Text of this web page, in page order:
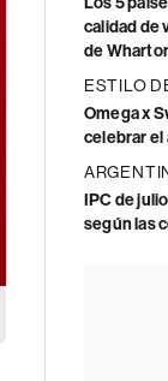
calidad de
de
ESTILO
Omega x
celebrar el
IPC de
según las